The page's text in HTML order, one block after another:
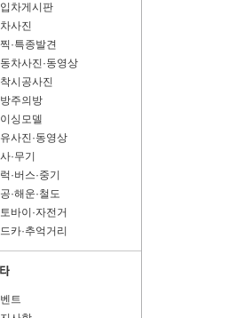
차게시판
사진
·특종발견
차사진·동영상
시공사진
주의방
싱모델
사진·동영상
·무기
·버스·중기
·해운·철도
바이·자전거
카·추억거리
트